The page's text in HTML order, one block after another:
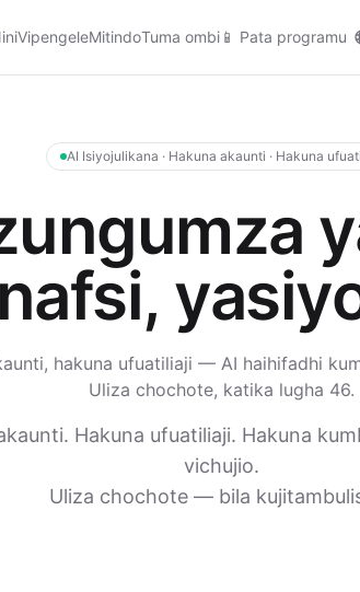
VipengeleMitindoTuma ombi 📱 Pata programu
AI Isiyojulikana · Hakuna akaunti · Hakuna
hakuna ufuatiliaji — AI haihifadhi
Uliza chochote, katika lugha 46.
Hakuna ufuatiliaji. Hakuna
vichujio.
Uliza chochote — bila